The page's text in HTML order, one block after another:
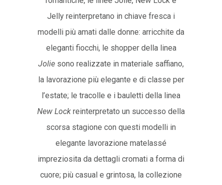
Jelly reinterpretano in chiave fresca i
modelli più amati dalle donne: arricchite da
eleganti fiocchi, le shopper della linea
Jolie sono realizzate in materiale saffiano,
la lavorazione più elegante e di classe per
l’estate; le tracolle e i bauletti della linea
New Lock reinterpretato un successo della
scorsa stagione con questi modelli in
elegante lavorazione matelassé
impreziosita da dettagli cromati a forma di
cuore; più casual e grintosa, la collezione